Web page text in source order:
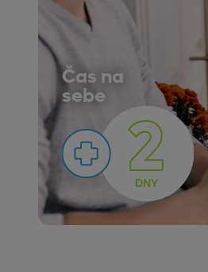
Čas na
sebe
2
DNY